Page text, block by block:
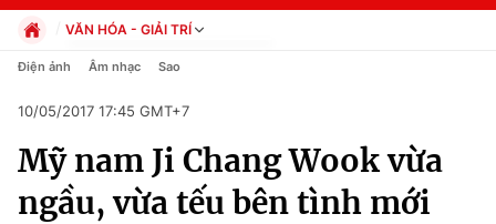
Chuyên mục
Chính trị
VĂN HÓA - GIẢI TRÍ
Chính trị
Pháp luật
Kinh tế
Thể thao
Truyền hình
Điện ảnh Âm nhạc Sao
10/05/2017 17:45 GMT+7
Mỹ nam Ji Chang Wook vừa
ngầu, vừa tếu bên tình mới